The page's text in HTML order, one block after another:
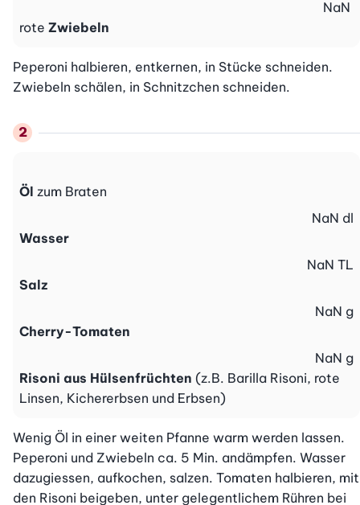
rote Zwiebeln
NaN
Peperoni halbieren, entkernen, in Stücke schneiden.
Zwiebeln schälen, in Schnitzchen schneiden.
Öl zum Braten
Wasser
NaN dl
Salz
NaN TL
Cherry-Tomaten
NaN g
Risoni aus Hülsenfrüchten (z.B. Barilla Risoni, rote
Linsen, Kichererbsen und Erbsen)
NaN g
Wenig Öl in einer weiten Pfanne warm werden lassen.
Peperoni und Zwiebeln ca. 5 Min. andämpfen. Wasser
dazugiessen, aufkochen, salzen. Tomaten halbieren, mit
den Risoni beigeben, unter gelegentlichem Rühren bei